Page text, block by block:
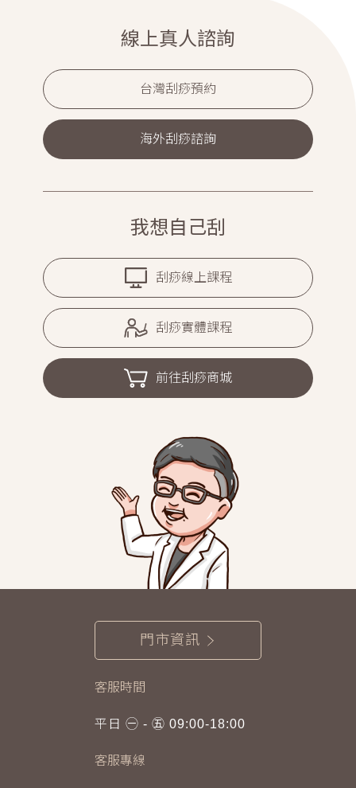
線上真人諮詢
台灣刮痧預約
海外刮痧諮詢
我想自己刮
刮痧線上課程
刮痧實體課程
前往刮痧商城
門市資訊
客服時間
平日 ㊀ - ㊄ 09:00-18:00
客服專線